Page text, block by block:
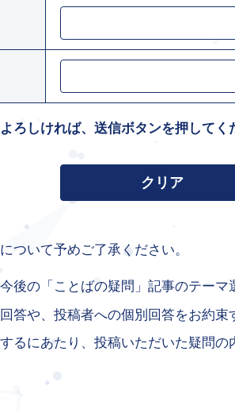
ろしければ、送信ボタンを押してく
ついて予めご了承ください。
後の「ことばの疑問」記事のテーマ
答や、投稿者への個別回答をお約束
るにあたり、投稿いただいた疑問